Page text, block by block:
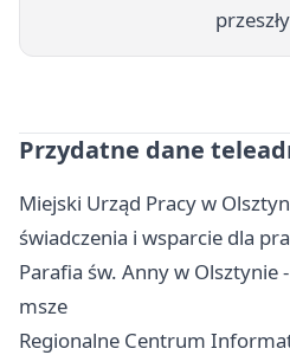
Przydatne dane
Miejski Urząd Pracy w
świadczenia i wsparcie dla
Parafia św. Anny w Olsztynie
msze
Regionalne Centrum